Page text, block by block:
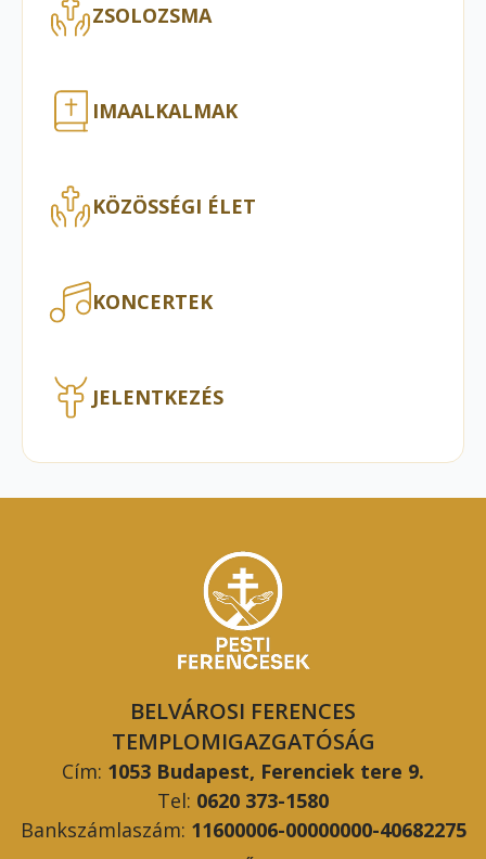
ZSOLOZSMA
IMAALKALMAK
KÖZÖSSÉGI ÉLET
KONCERTEK
JELENTKEZÉS
BELVÁROSI FERENCES
TEMPLOMIGAZGATÓSÁG
Cím: 1053 Budapest, Ferenciek tere 9.
Tel: 0620 373-1580
Bankszámlaszám: 11600006-00000000-40682275